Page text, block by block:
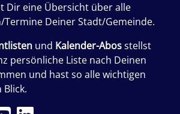
Dir eine Übersicht über alle
Deiner Stadt/Gemeinde.
und Kalender-Abosstellst
persönliche Liste nach Deinen
und hast so alle wichtigen